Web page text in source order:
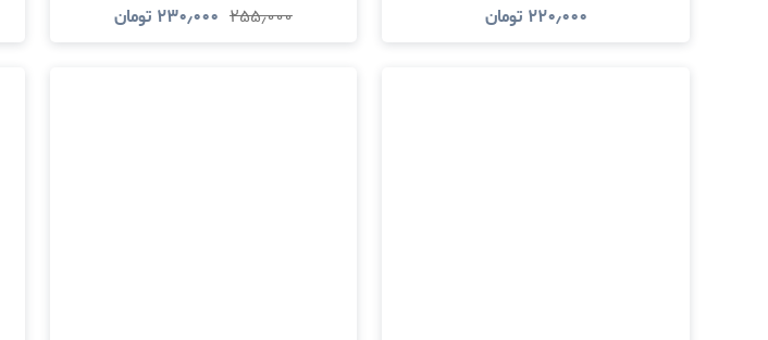
۲۲۰٫۰۰۰ تومان
۲۵۵٫۰۰۰ ۲۳۰٫۰۰۰ تومان